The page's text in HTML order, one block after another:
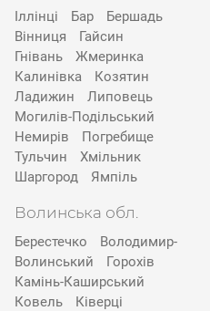
Іллінці Бар
Бершадь
Вінниця
Гайсин
Гнівань
Жмеринка
Калинівка
Козятин
Ладижин
Липовець
Могилів-Подільський
Немирів
Погребище
Тульчин
Хмільник
Шаргород
Ямпіль
Волинська обл.
Берестечко
Володимир-
Волинський
Горохів
Камінь-Каширський
Ковель
Ківерці